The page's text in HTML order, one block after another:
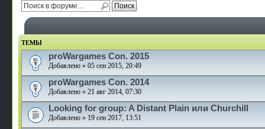
ТЕМЫ
proWargames Con. 2015
Добавлено » 05 сен 2015, 20:49
proWargames Con. 2014
Добавлено » 21 авг 2014, 07:30
Looking for group: A Distant Plain или Churchill
Добавлено » 19 сен 2017, 13:51